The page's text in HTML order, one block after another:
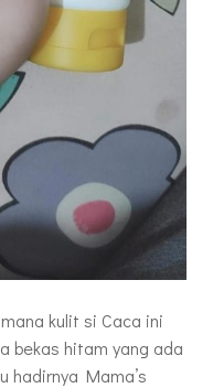
kulit si Caca ini
bekas hitam yang ada
hadirnya Mama’s